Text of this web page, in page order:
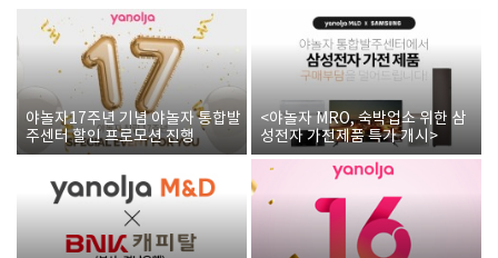
야놀자17주년 기념 야놀자 통합발
주센터 할인 프로모션 진행
<야놀자 MRO, 숙박업소 위한 삼
성전자 가전제품 특가 개시>